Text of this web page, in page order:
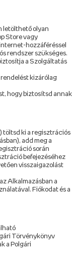
letölthető olyan
Store vagy
hozzáféréssel
rendszer szükséges.
a Szolgáltatás
kizárólag
hogy biztosítsd annak
töltsd ki a regisztrációs
add meg a
során
befejezéséhez
visszaigazolást
Alkalmazásban a
Fiókodat és a
Törvénykönyv
a Polgári